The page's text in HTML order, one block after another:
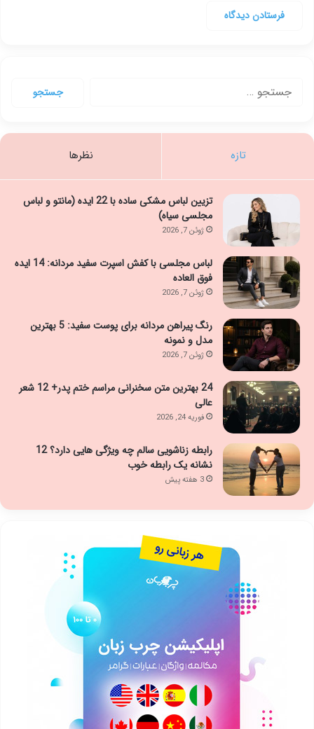
تازه نظرها
تزیین لباس مشکی ساده با 22 ایده (مانتو و لباس
مجلسی سیاه)
ژوئن 7, 2026
لباس مجلسی با کفش اسپرت سفید مردانه: 14 ایده
فوق العاده
ژوئن 7, 2026
رنگ پیراهن مردانه برای پوست سفید: 5 بهترین
مدل و نمونه
ژوئن 7, 2026
24 بهترین متن سخنرانی مراسم ختم پدر+ 12 شعر
عالی
فوریه 24, 2026
رابطه زناشویی سالم چه ویژگی هایی دارد؟ 12
نشانه یک رابطه خوب
3 هفته پیش